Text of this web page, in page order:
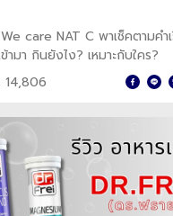
care NAT C พาเช็คตามค
มา กินยังไง? เหมาะกับใคร?
14,806